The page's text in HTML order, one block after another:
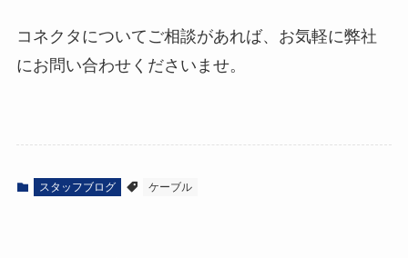
コネクタについてご相談があれば、お気軽に弊社
にお問い合わせくださいませ。
スタッフブログ ケーブル